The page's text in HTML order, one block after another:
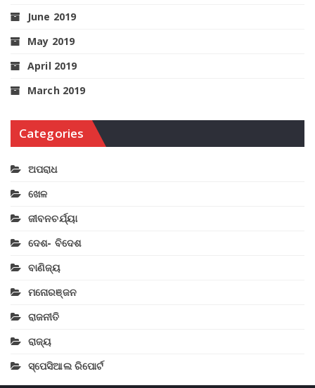
June 2019
May 2019
April 2019
March 2019
Categories
ଅପରାଧ
ଖେଳ
ଜୀବନଚର୍ଯ୍ୟା
ଦେଶ- ବିଦେଶ
ବାଣିଜ୍ୟ
ମନୋରଞ୍ଜନ
ରାଜନୀତି
ରାଜ୍ୟ
ସ୍ପେସିଆଲ ରିପୋର୍ଟ